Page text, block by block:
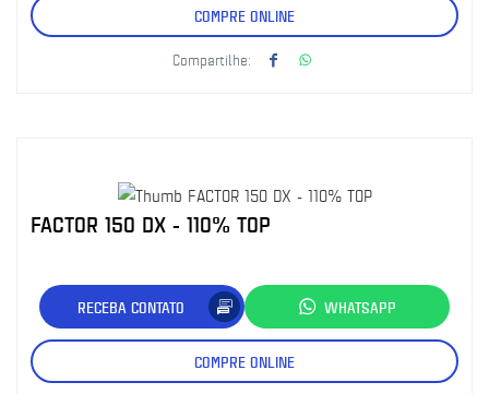
COMPRE ONLINE
Compartilhe:
FACTOR 150 DX - 110% TOP
RECEBA CONTATO WHATSAPP
COMPRE ONLINE